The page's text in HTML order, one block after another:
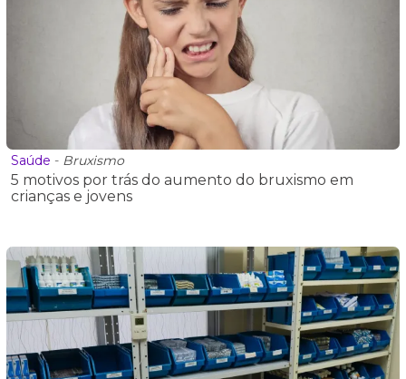
Saúde - Bruxismo
5 motivos por trás do aumento do bruxismo em
crianças e jovens